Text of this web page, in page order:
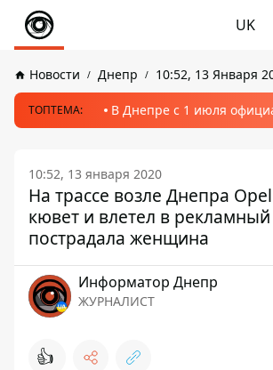
UK
Новости Днепр 10:52, 13 Января
ТОПТЕМА: В Днепре с 1 июля
10:52, 13 января 2020
На трассе возле Днепра
кювет и влетел в
пострадала женщина
Информатор Днепр
ЖУРНАЛИСТ
👍